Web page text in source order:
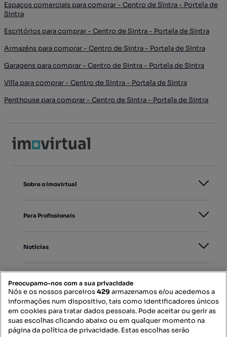
Espaços comerciais para comprar - Centro de Sintra - Portela de
Sintra
Escritórios para comprar - Centro de Sintra - Portela de Sintra
Armazéns para comprar - Centro de Sintra - Portela de Sintra
Garagens para comprar - Centro de Sintra - Portela de Sintra
Villa para comprar - Centro de Sintra - Portela de Sintra
Penthouse para comprar - Centro de Sintra - Portela de Sintra
Sobre o Imovirtual
Para Profissionais
Notícias
Mapa do Site
Preocupamo-nos com a sua privacidade
Nós e os nossos parceiros429armazenamos e/ou acedemos a
informações num dispositivo, tais como identificadores únicos
em cookies para tratar dados pessoais. Pode aceitar ou gerir as
suas escolhas clicando abaixo ou em qualquer momento na
página da política de privacidade. Estas escolhas serão